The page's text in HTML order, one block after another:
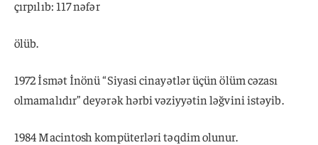
çırpılıb: 117 nəfər
ölüb.
1972 İsmət İnönü “Siyasi cinayətlər üçün ölüm cəzası
olmamalıdır” deyərək hərbi vəziyyətin ləğvini istəyib.
1984 Macintosh kompüterləri təqdim olunur.